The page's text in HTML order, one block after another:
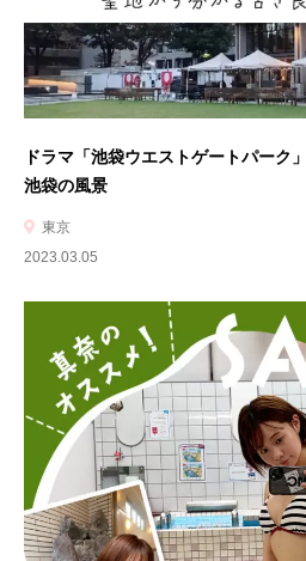
ドラマ「池袋ウエストゲートパーク
池袋の風景
東京
2023.03.05